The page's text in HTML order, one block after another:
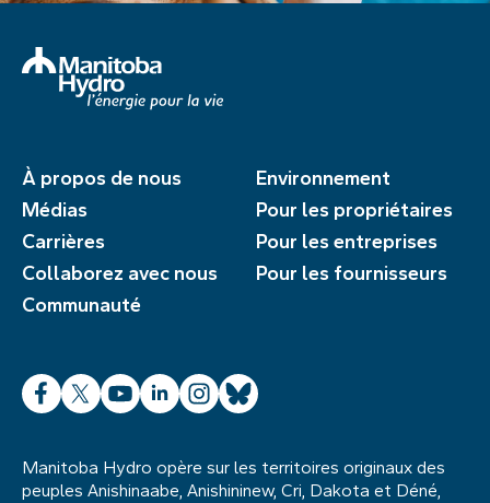
À propos de nous
Médias
Carrières
Collaborez avec nous
Communauté
Environnement
Pour les propriétaires
Pour les entreprises
Pour les fournisseurs
Facebook
X YouTube
LinkedInInstagram
Bluesky
Manitoba Hydro opère sur les territoires originaux des
peuples Anishinaabe, Anishininew, Cri, Dakota et Déné,